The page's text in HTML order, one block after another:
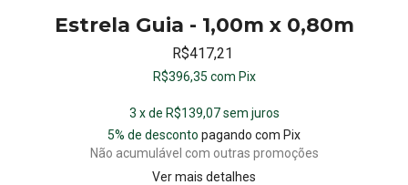
Estrela Guia - 1,00m x 0,80m
R$417,21
R$396,35 com Pix
3 x de R$139,07 sem juros
5% de desconto pagando com Pix
Não acumulável com outras promoções
Ver mais detalhes